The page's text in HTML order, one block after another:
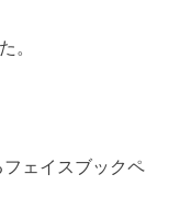
。
ェイスブックペ